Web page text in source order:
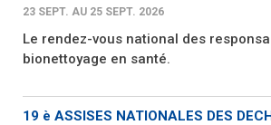
23 SEPT. AU 25 SEPT. 2026
Le rendez-vous national des
bionettoyage en santé.
19 è ASSISES NATIONALES DES